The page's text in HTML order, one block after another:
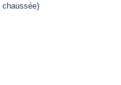
chaussée)